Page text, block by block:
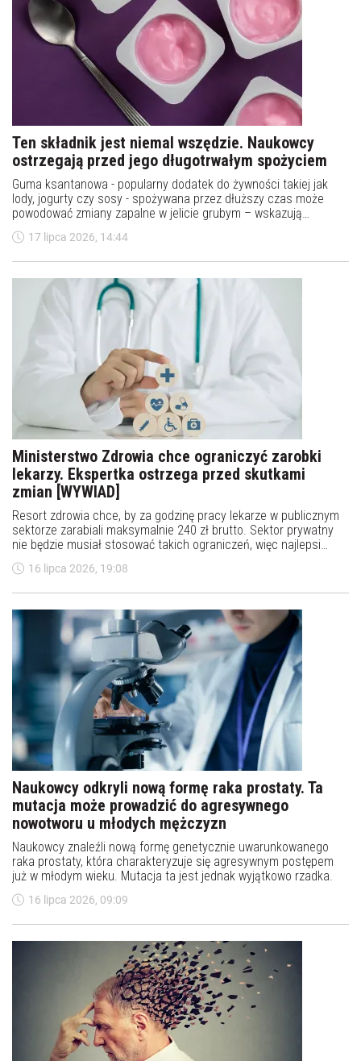
Ten składnik jest niemal wszędzie. Naukowcy
ostrzegają przed jego długotrwałym spożyciem
Guma ksantanowa - popularny dodatek do żywności takiej jak
lody, jogurty czy sosy - spożywana przez dłuższy czas może
powodować zmiany zapalne w jelicie grubym – wskazują
brazylijskie badania na szczurach, o których informuje
czasopismo „PLOS One”.
17 lipca 2026, 14:44
Ministerstwo Zdrowia chce ograniczyć zarobki
lekarzy. Ekspertka ostrzega przed skutkami
zmian [WYWIAD]
Resort zdrowia chce, by za godzinę pracy lekarze w publicznym
sektorze zarabiali maksymalnie 240 zł brutto. Sektor prywatny
nie będzie musiał stosować takich ograniczeń, więc najlepsi
specjaliści mogą się tam przenieść - powiedziała PAP ekspertka
zarządzania w ochronie zdrowia Anna Gołębicka.
16 lipca 2026, 19:08
Naukowcy odkryli nową formę raka prostaty. Ta
mutacja może prowadzić do agresywnego
nowotworu u młodych mężczyzn
Naukowcy znaleźli nową formę genetycznie uwarunkowanego
raka prostaty, która charakteryzuje się agresywnym postępem
już w młodym wieku. Mutacja ta jest jednak wyjątkowo rzadka.
16 lipca 2026, 09:09